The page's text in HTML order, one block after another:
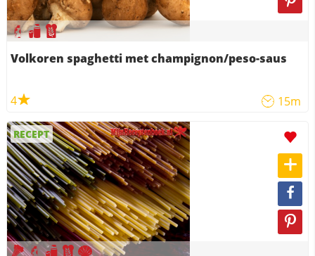
Volkoren spaghetti met champignon/peso-saus
4 15m
RECEPT